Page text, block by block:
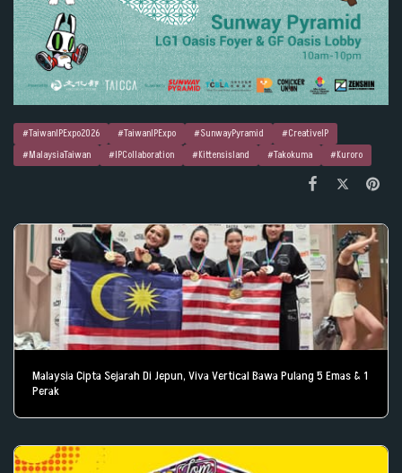
#TaiwanIPExpo2026 #TaiwanIPExpo #SunwayPyramid
#CreativeIP
#MalaysiaTaiwan
#IPCollaboration #Kittensisland #Takokuma #Kuroro
Malaysia Cipta Sejarah Di Jepun, Viva Vertical Bawa Pulang 5 Emas & 1
Perak